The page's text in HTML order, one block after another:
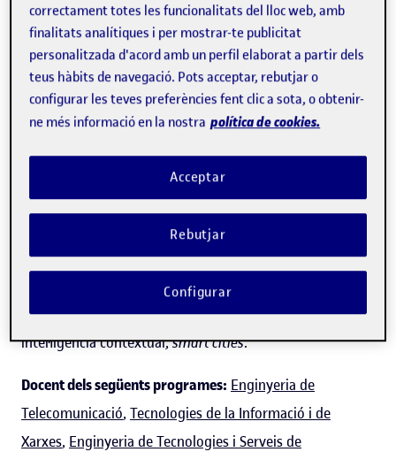
Joan Melià Seguí
Estudis d'Informàtica, Multimèdia i
Telecomunicació
Telecomunicació
Expert/a en:Identificació per radiofreqüència (RFID),
intel·ligència contextual,smart cities.
Docent dels següents programes: Enginyeria de
Telecomunicació, Tecnologies de la Informació i de
Xarxes, Enginyeria de Tecnologies i Serveis de
correctament totes les funcionalitats del lloc web, amb
finalitats analítiques i per mostrar-te publicitat
personalitzada d'acord amb un perfil elaborat a partir dels
teus hàbits de navegació. Pots acceptar, rebutjar o
configurar les teves preferències fent clic a sota, o obtenir-
ne més informació en la nostra política de cookies.
Rebutjar
Acceptar
Configurar